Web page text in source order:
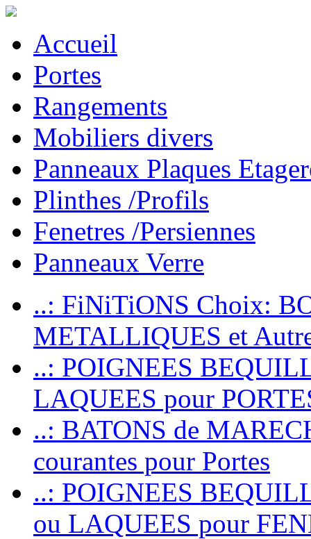
Accueil
Portes
Rangements
Mobiliers divers
Panneaux Plaques
Plinthes /Profils
Fenetres /Persiennes
Panneaux Verre
..: FiNiTiONS Choix:
METALLIQUES et
..: POIGNEES
LAQUEES pour
..: BATONS de
courantes pour Portes
..: POIGNEES
ou LAQUEES pour